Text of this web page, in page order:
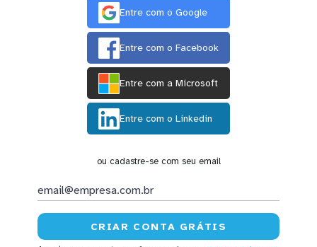
Entre com o Google
Entre com o Facebook
Entre com a Microsoft
Entre com o Linkedin
ou cadastre-se com seu email